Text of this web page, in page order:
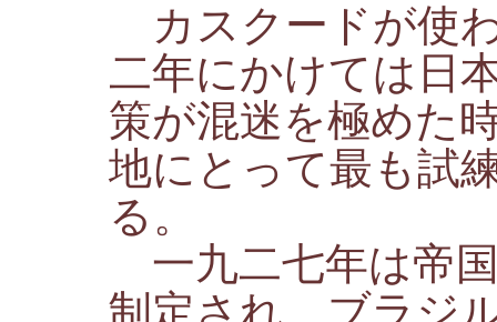
カスクードが使
二年にかけては日
策が混迷を極めた
地にとって最も試
る。
一九二七年は帝
制定され、ブラジ